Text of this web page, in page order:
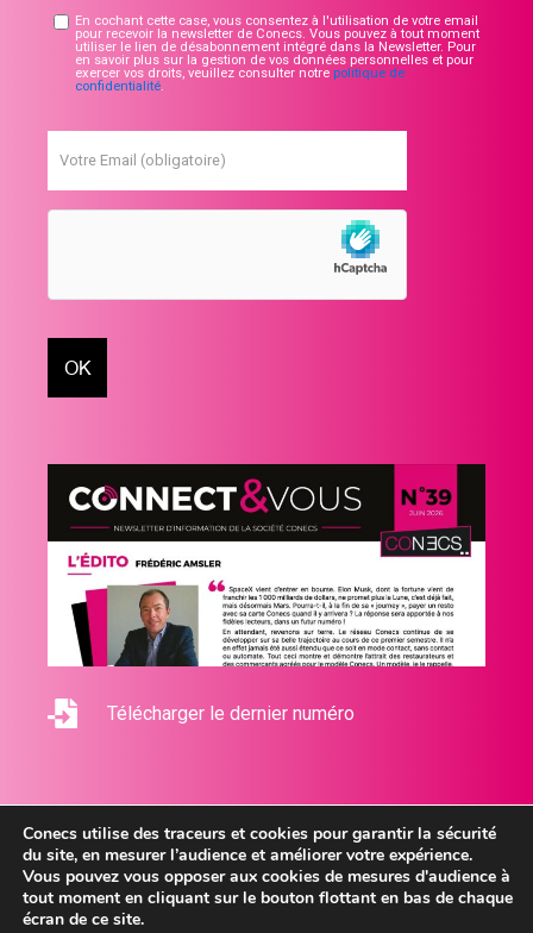
En cochant cette case, vous consentez à l'utilisation de votre email
pour recevoir la newsletter de Conecs. Vous pouvez à tout moment
utiliser le lien de désabonnement intégré dans la Newsletter. Pour
en savoir plus sur la gestion de vos données personnelles et pour
exercer vos droits, veuillez consulter notre politique de
confidentialité.
Votre Email (obligatoire)
Télécharger le dernier numéro
2026 © Conecs - Tous droits réservés
Conecs utilise des traceurs et cookies pour garantir la sécurité
du site, en mesurer l’audience et améliorer votre expérience.
Vous pouvez vous opposer aux cookies de mesures d'audience à
tout moment en cliquant sur le bouton flottant en bas de chaque
écran de ce site.